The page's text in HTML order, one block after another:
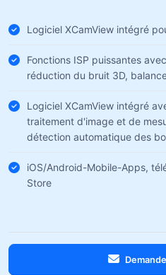
Logiciel XCamView intégré
Fonctions ISP puissantes
réduction du bruit 3D,
Logiciel XCamView intégré
traitement d'image et de
détection automatique des
iOS/Android-Mobile-Apps,
Store